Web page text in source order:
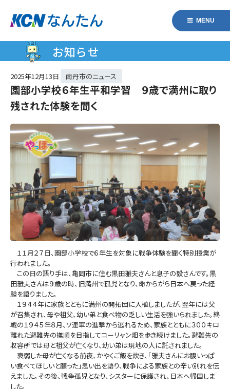
MENU
お知らせ
2025年12月13日 南丹市のニュース
園部小学校６年生平和学習 ９歳で満州に取り
残された体験を聞く
１１月２７日、園部小学校で６年生を対象に戦争体験を聞く特別授業が
行われました。
この日の語り手は、亀岡市に住む黒田雅夫さんと息子の毅さんです。黒
田雅夫さんは９歳の時、旧満州で孤児となり、命からがら日本へ戻った経
験を語りました。
１９４４年に家族とともに満州の開拓団に入植しましたが、翌年には父
が召集され、母や祖父、幼い弟と食べ物の乏しい生活を強いられました。終
戦の１９４５年８月、ソ連軍の進撃から逃れるため、家族とともに３００キロ
離れた避難先の撫順を目指してコーリャン畑を歩き続けました。避難先の
収容所では母と祖父が亡くなり、幼い弟は現地の人に託されました。
衰弱した母が亡くなる前夜、かやくご飯を炊き、「雅夫さんにお腹いっぱ
い食べてほしいと願った」思い出を語り、戦争による家族との辛い別れを伝
えました。その後、戦争孤児となり、シスターに保護され、日本へ帰国しま
した。